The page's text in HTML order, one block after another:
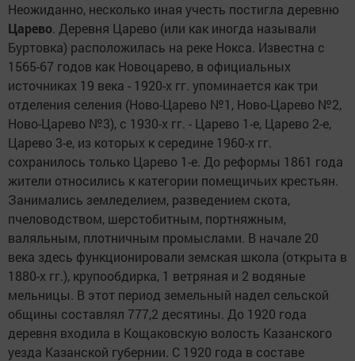
Неожиданно, несколько иная учесть постигла деревню
Царево. Деревня Царево (или как иногда называли
Буртовка) расположилась на реке Нокса. Известна с
1565-67 годов как Новоцарево, в официальных
источниках 19 века - 1920-х гг. упоминается как три
отделения селения (Ново-Царево №1, Ново-Царево №2,
Ново-Царево №3), с 1930-х гг. - Царево 1-е, Царево 2-е,
Царево 3-е, из которых к середине 1960-х гг.
сохранилось только Царево 1-е. До реформы 1861 года
жители относились к категории помещичьих крестьян.
Занимались земледелием, разведением скота,
пчеловодством, шерстобитным, портняжным,
валяльным, плотничным промыслами. В начале 20
века здесь функционировали земская школа (открыта в
1880-х гг.), крупообдирка, 1 ветряная и 2 водяные
мельницы. В этот период земельный надел сельской
общины составлял 777,2 десятины. До 1920 года
деревня входила в Кощаковскую волость Казанского
уезда Казанской губернии. С 1920 года в составе